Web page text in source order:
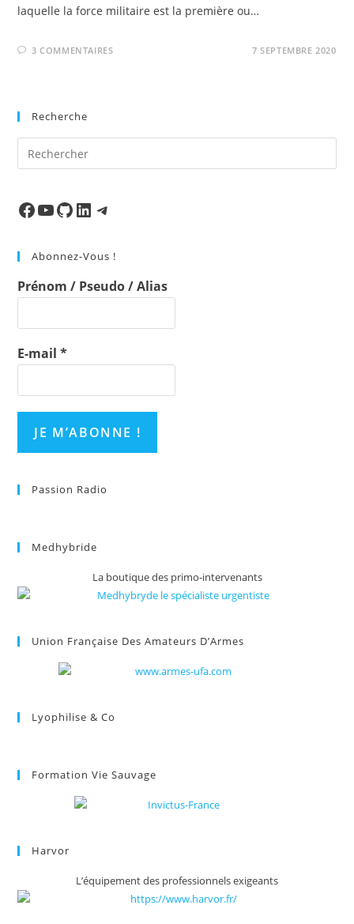
laquelle la force militaire est la première ou…
3 COMMENTAIRES 7 SEPTEMBRE 2020
Recherche
Facebook
Ma chaineMon Repo GithubLinkedInTelegram
Abonnez-Vous !
Prénom / Pseudo / Alias
E-mail*
Passion Radio
Medhybride
La boutique des primo-intervenants
Union Française Des Amateurs D’Armes
Lyophilise & Co
Formation Vie Sauvage
Harvor
L’équipement des professionnels exigeants